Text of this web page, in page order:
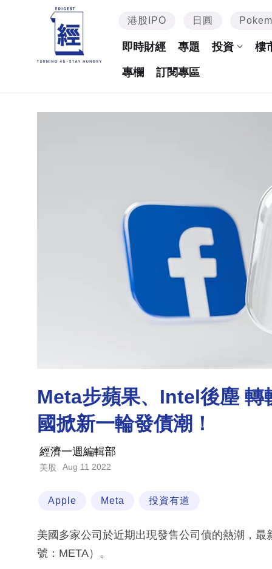
港股IPO 日圓
即時財經 專題 投資 樓
專欄 訂閱專區
Meta步蘋果、Intel後塵 轉
國掀新一輪發債潮！
經濟一週編輯部
美股 Aug 11 2022
Apple Meta 投資有道
美國多家公司於近期出現發售公司債的熱潮，
號：META）。